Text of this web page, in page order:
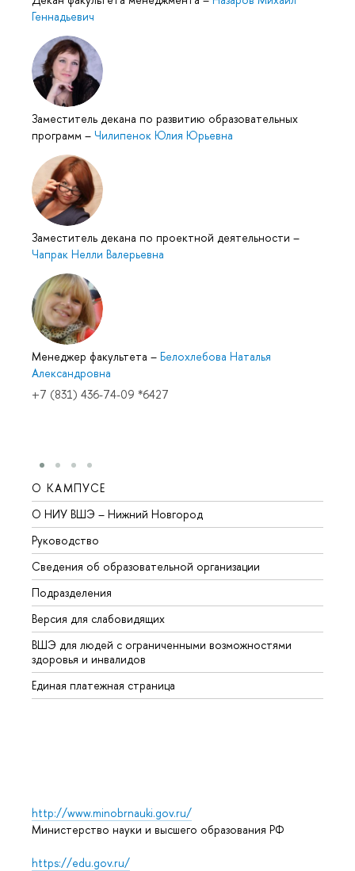
Геннадьевич
Заместитель декана по развитию образовательных
программ – Чилипенок Юлия Юрьевна
Заместитель декана по проектной деятельности –
Чапрак Нелли Валерьевна
Менеджер факультета – Белохлебова Наталья
Александровна
+7 (831) 436-74-09 *6427
О КАМПУСЕ
О НИУ ВШЭ – Нижний Новгород
Руководство
Сведения об образовательной организации
Подразделения
Версия для слабовидящих
ВШЭ для людей с ограниченными возможностями
здоровья и инвалидов
Единая платежная страница
http://www.minobrnauki.gov.ru/
Министерство науки и высшего образования РФ
https://edu.gov.ru/